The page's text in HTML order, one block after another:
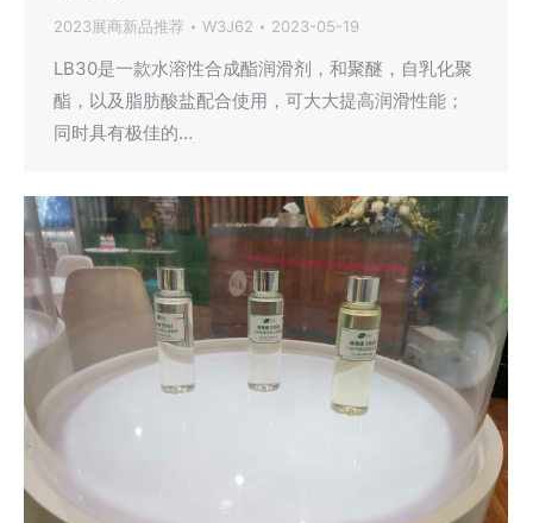
2023展商新品推荐 W3J62 2023-05-19
LB30是一款水溶性合成酯润滑剂，和聚醚，自乳化聚
酯，以及脂肪酸盐配合使用，可大大提高润滑性能；
同时具有极佳的…